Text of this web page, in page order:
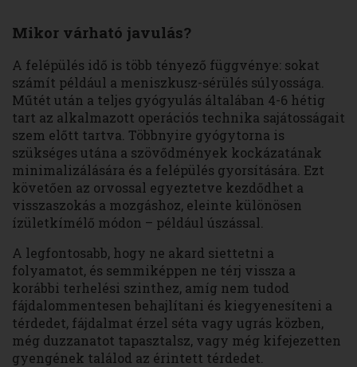
Mikor várható javulás?
A felépülés idő is több tényező függvénye: sokat
számít például a meniszkusz-sérülés súlyossága.
Műtét után a teljes gyógyulás általában 4-6 hétig
tart az alkalmazott operációs technika sajátosságait
szem előtt tartva. Többnyire gyógytorna is
szükséges utána a szövődmények kockázatának
minimalizálására és a felépülés gyorsítására. Ezt
követően az orvossal egyeztetve kezdődhet a
visszaszokás a mozgáshoz, eleinte különösen
ízületkímélő módon – például úszással.
A legfontosabb, hogy ne akard siettetni a
folyamatot, és semmiképpen ne térj vissza a
korábbi terhelési szinthez, amíg nem tudod
fájdalommentesen behajlítani és kiegyenesíteni a
térdedet, fájdalmat érzel séta vagy ugrás közben,
még duzzanatot tapasztalsz, vagy még kifejezetten
gyengének találod az érintett térdedet.